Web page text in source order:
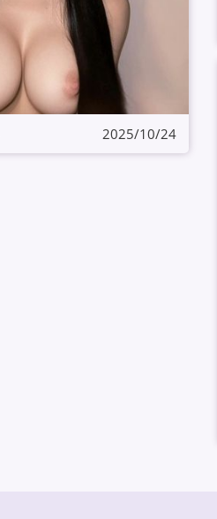
2025/10/24